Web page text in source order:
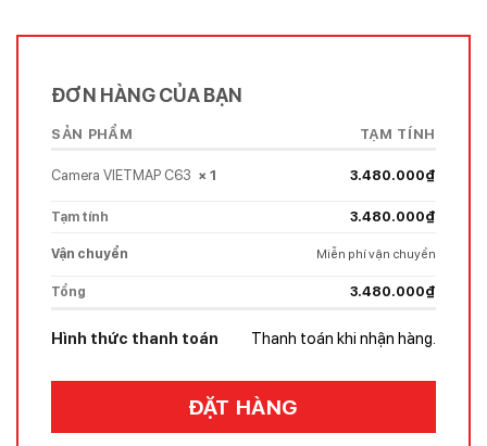
ĐƠN HÀNG CỦA BẠN
SẢN PHẨM TẠM TÍNH
Camera VIETMAP C63 × 1 3.480.000₫
Tạm tính 3.480.000₫
Vận chuyển Miễn phí vận chuyển
Tổng 3.480.000₫
Hình thức thanh toán Thanh toán khi nhận hàng.
ĐẶT HÀNG